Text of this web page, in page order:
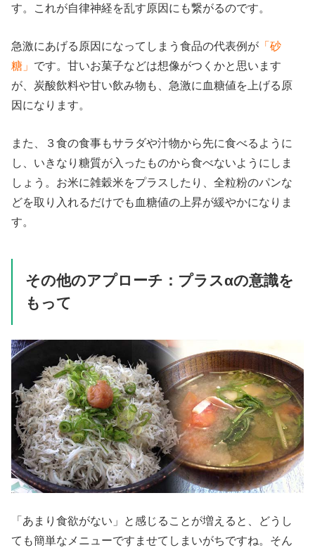
す。これが自律神経を乱す原因にも繋がるのです。
急激にあげる原因になってしまう食品の代表例が 「砂
糖」 です。甘いお菓子などは想像がつくかと思います
が、炭酸飲料や甘い飲み物も、急激に血糖値を上げる原
因になります。
また、３食の食事もサラダや汁物から先に食べるように
し、いきなり糖質が入ったものから食べないようにしま
しょう。お米に雑穀米をプラスしたり、全粒粉のパンな
どを取り入れるだけでも血糖値の上昇が緩やかになりま
す。
その他のアプローチ：プラスαの意識を
もって
「あまり食欲がない」と感じることが増えると、どうし
ても簡単なメニューですませてしまいがちですね。そん